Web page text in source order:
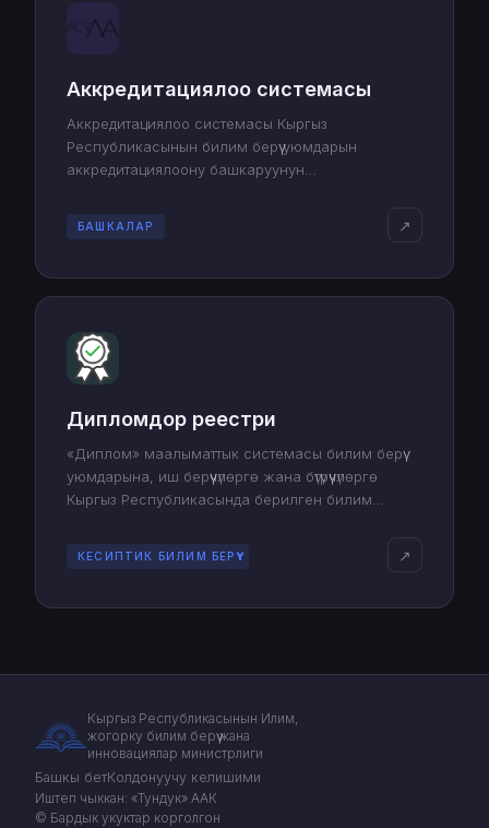
Аккредитациялоо системасы
Аккредитациялоо системасы Кыргыз
Республикасынын билим берүү уюмдарын
аккредитациялоону башкаруунун
БАШКАЛАР ↗
Дипломдор реестри
«Диплом» маалыматтык системасы билим берүү
уюмдарына, иш берүүчүлөргө жана бүтүрүүчүлөргө
Кыргыз Республикасында берилген билим
эсебин жүргүзүүгө жана сактоого мүмкүндүк берет.
КЕСИПТИК БИЛИМ БЕРҮҮ ↗
Кыргыз Республикасынын Илим,
жогорку билим берүү жана
инновациялар министрлиги
Башкы бетКолдонуучу келишими
Иштеп чыккан: «Тундук» ААК
© Бардык укуктар корголгон